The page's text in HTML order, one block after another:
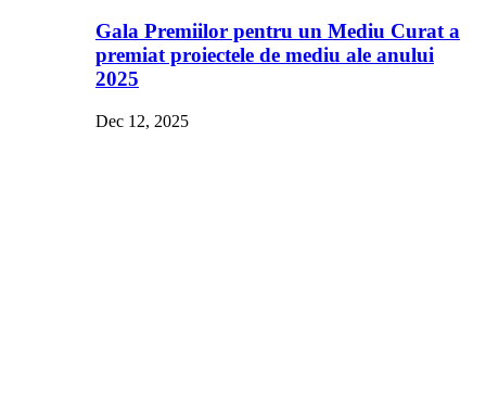
Gala Premiilor pentru un Mediu Curat a
premiat proiectele de mediu ale anului
2025
Dec 12, 2025